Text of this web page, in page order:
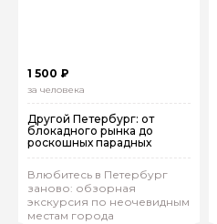
1 500 ₽
за человека
Другой Петербург: от
блокадного рынка до
роскошных парадных
Влюбитесь в Петербург
заново: обзорная
экскурсия по неочевидным
местам города